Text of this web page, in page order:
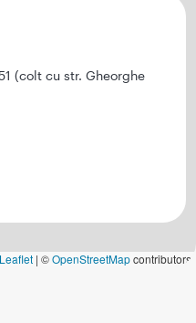
Leaflet | ©OpenStreetMapcontributors
(colt cu str. Gheorghe